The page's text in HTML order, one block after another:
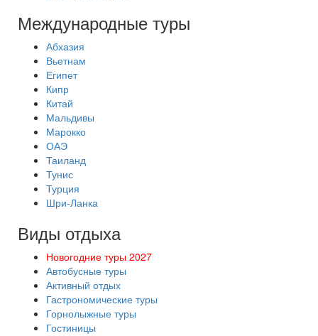
Международные туры
Абхазия
Вьетнам
Египет
Кипр
Китай
Мальдивы
Марокко
ОАЭ
Таиланд
Тунис
Турция
Шри-Ланка
Виды отдыха
Новогодние туры 2027
Автобусные туры
Активный отдых
Гастрономические туры
Горнолыжные туры
Гостиницы